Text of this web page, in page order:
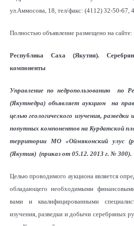
ул.Аммосова, 18, тел/факс: (4112) 32-50-67,
Полностью объявление размещено на сайте:
Республика Саха (Якутия).
компоненты
Управление по недропользованию по
(Якутнедра) объявляет аукцион
на
целью геологического изучения,
попутных компонентов на Курдатской
территории МО «Оймяконский улус
(Якутия) (приказ от 05.12. 2013 г. № 300).
Целью проводимого аукциона является
обладающего необходимыми
вами и квалифицированными
изучения, разведки и добычи серебряных